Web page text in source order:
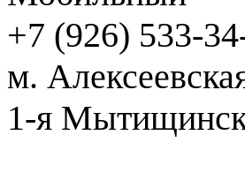
+7 (926) 533-
м.
1-я